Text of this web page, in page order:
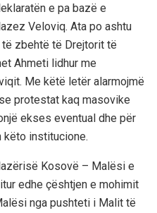
e pa bazë e
Veloviq. Ata po ashtu
zbehtë të Drejtorit të
Ahmeti lidhur me
Me këtë letër alarmojmë
protestat kaq masovike
ekses eventual dhe për
këto institucione.
Kosovë – Malësi e
edhe çështjen e mohimit
nga pushteti i Malit të